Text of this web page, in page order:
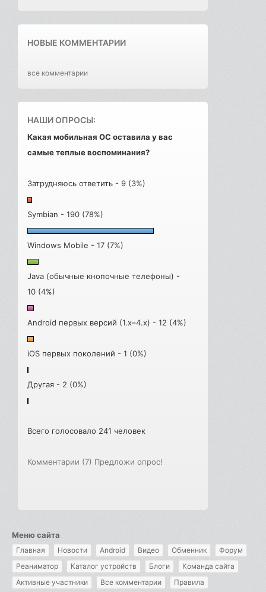
НОВЫЕ КОММЕНТАРИИ
все комментарии
НАШИ ОПРОСЫ:
Какая мобильная ОС оставила у вас
самые теплые воспоминания?
Затрудняюсь ответить - 9 (3%)
Symbian - 190 (78%)
Windows Mobile - 17 (7%)
Java (обычные кнопочные телефоны) -
10 (4%)
Android первых версий (1.x–4.x) - 12 (4%)
iOS первых поколений - 1 (0%)
Другая - 2 (0%)
Всего голосовало 241 человек
Комментарии (7) Предложи опрос!
Меню сайта
Главная Новости Android Видео Обменник
Форум
Реаниматор
Каталог устройств Блоги
Команда сайта
Активные участники
Все комментарии Правила